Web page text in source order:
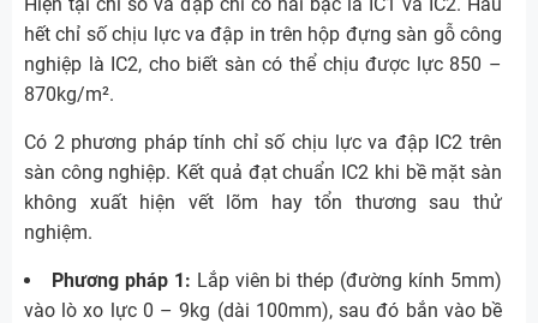
hết chỉ số chịu lực va đập in trên hộp đựng sàn gỗ công
nghiệp là IC2, cho biết sàn có thể chịu được lực 850 –
870kg/m².
Có 2 phương pháp tính chỉ số chịu lực va đập IC2 trên
sàn công nghiệp. Kết quả đạt chuẩn IC2 khi bề mặt sàn
không xuất hiện vết lõm hay tổn thương sau thử
nghiệm.
Phương pháp 1: Lắp viên bi thép (đường kính 5mm)
vào lò xo lực 0 – 9kg (dài 100mm), sau đó bắn vào bề